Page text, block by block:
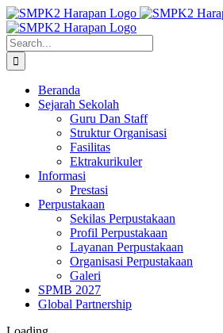
Skip
to
content
Search
for:
Beranda
Sejarah Sekolah
Guru Dan Staff
Struktur Organisasi
Fasilitas
Ektrakurikuler
Informasi
Prestasi
Perpustakaan
Sekilas Perpustakaan
Profil Perpustakaan
Layanan Perpustakaan
Organisasi Perpustakaan
Galeri
SPMB 2027
Global Partnership